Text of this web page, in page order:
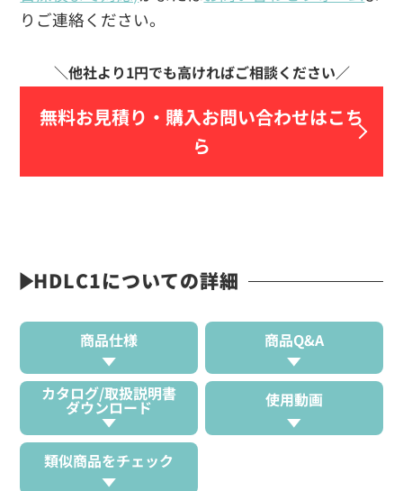
りご連絡ください。
無料お見積り・ 購入お問い合わせはこち
ら
HDLC1についての詳細
商品仕様 商品Q&A
カタログ/取扱説明書
ダウンロード 使用動画
類似商品をチェック